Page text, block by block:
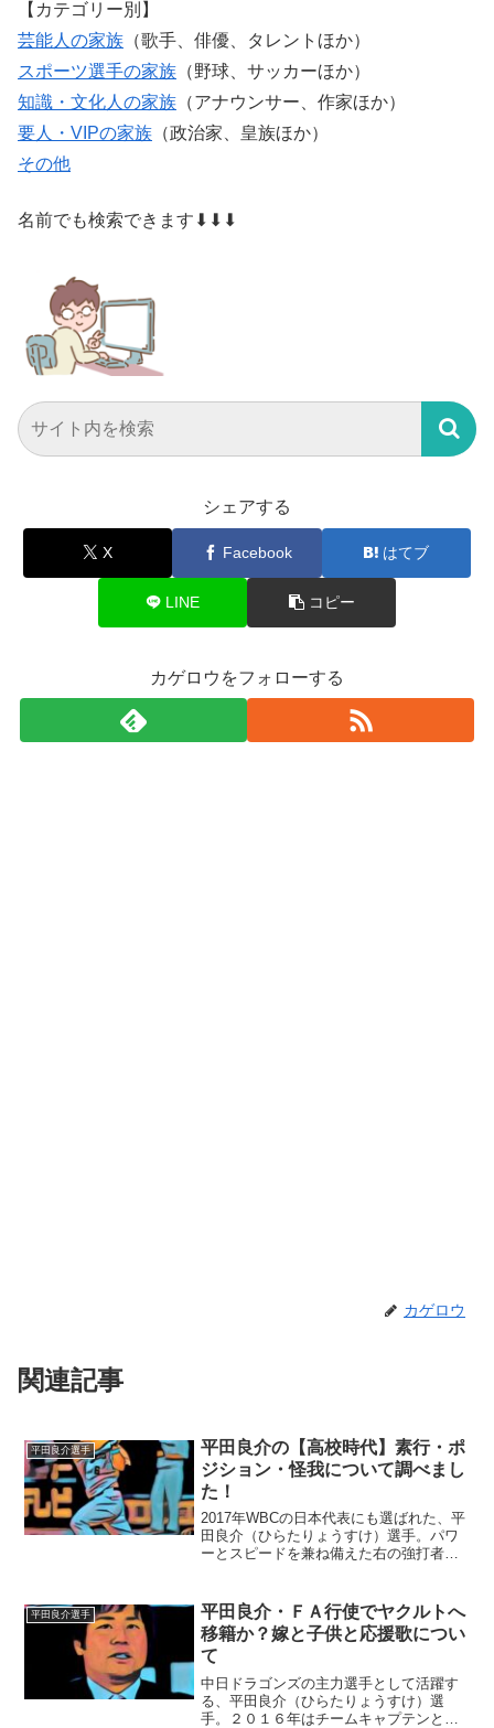
【カテゴリー別】
芸能人の家族 （歌手、俳優、タレントほか）
スポーツ選手の家族 （野球、サッカーほか）
知識・文化人の家族 （アナウンサー、作家ほか）
要人・VIPの家族 （政治家、皇族ほか）
その他
名前でも検索できます⬇⬇⬇
シェアする
X Facebook はてブ
LINE コピー
カゲロウをフォローする
カゲロウ
関連記事
平田良介選手
平田良介の【高校時代】素行・ポ
ジション・怪我について調べまし
た！
2017年WBCの日本代表にも選ばれた、平
田良介（ひらたりょうすけ）選手。パワ
ーとスピードを兼ね備えた右の強打者
かした外野の守備もトップクラスです。
最近は、染髪禁止とい...
平田良介選手
平田良介・ＦＡ行使でヤクルトへ
移籍か？嫁と子供と応援歌につい
て
中日ドラゴンズの主力選手として活躍す
る、平田良介（ひらたりょうすけ）選
手。２０１６年はチームキャプテンとし